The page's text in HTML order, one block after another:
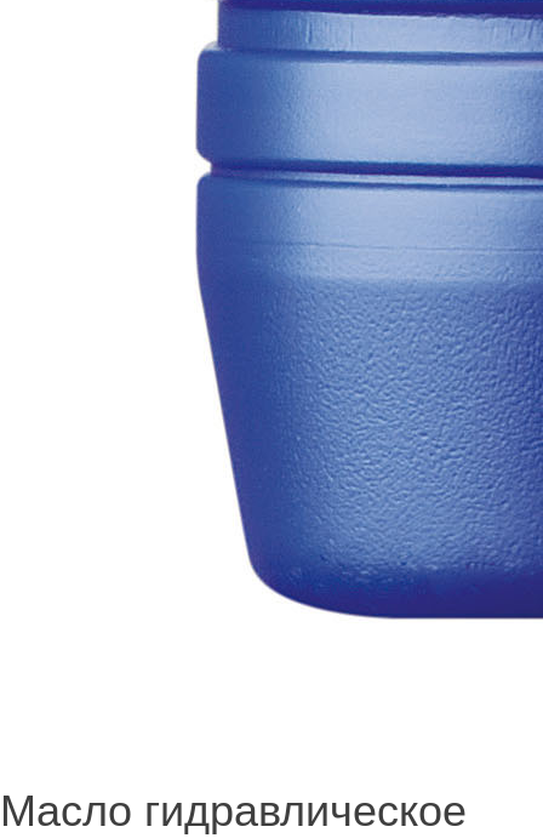
Масло гидравлическое